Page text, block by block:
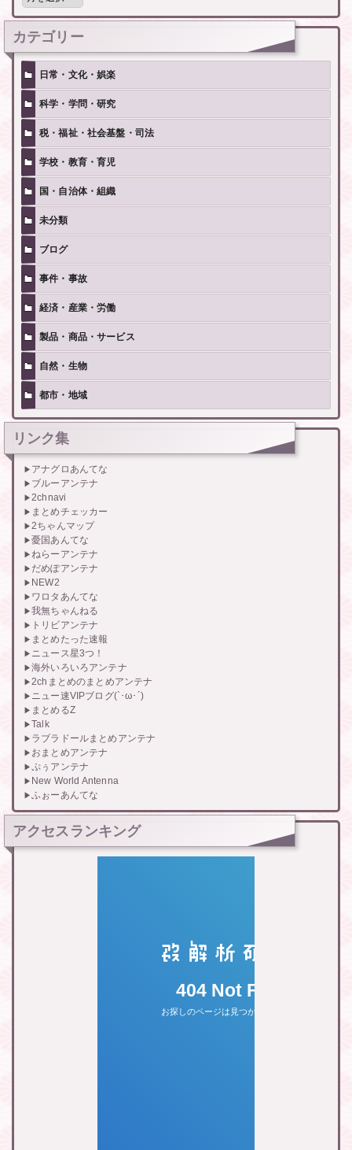
記
事
カテゴリー
日常・文化・娯楽
科学・学問・研究
税・福祉・社会基盤・司法
学校・教育・育児
国・自治体・組織
未分類
ブログ
事件・事故
経済・産業・労働
製品・商品・サービス
自然・生物
都市・地域
リンク集
アナグロあんてな
ブルーアンテナ
2chnavi
まとめチェッカー
2ちゃんマップ
憂国あんてな
ねらーアンテナ
だめぽアンテナ
NEW2
ワロタあんてな
我無ちゃんねる
トリビアンテナ
まとめたった速報
ニュース星3つ！
海外いろいろアンテナ
2chまとめのまとめアンテナ
ニュー速VIPブログ(`･ω･´)
まとめるZ
Talk
ラブラドールまとめアンテナ
おまとめアンテナ
ぷぅアンテナ
New World Antenna
ふぉーあんてな
アクセスランキング